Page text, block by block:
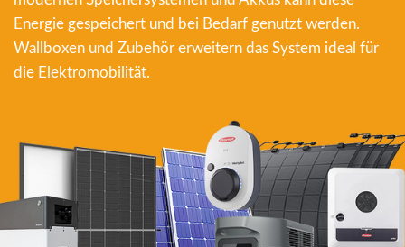
Energie gespeichert und bei Bedarf genutzt werden.
Wallboxen und Zubehör erweitern das System ideal für
die Elektromobilität.